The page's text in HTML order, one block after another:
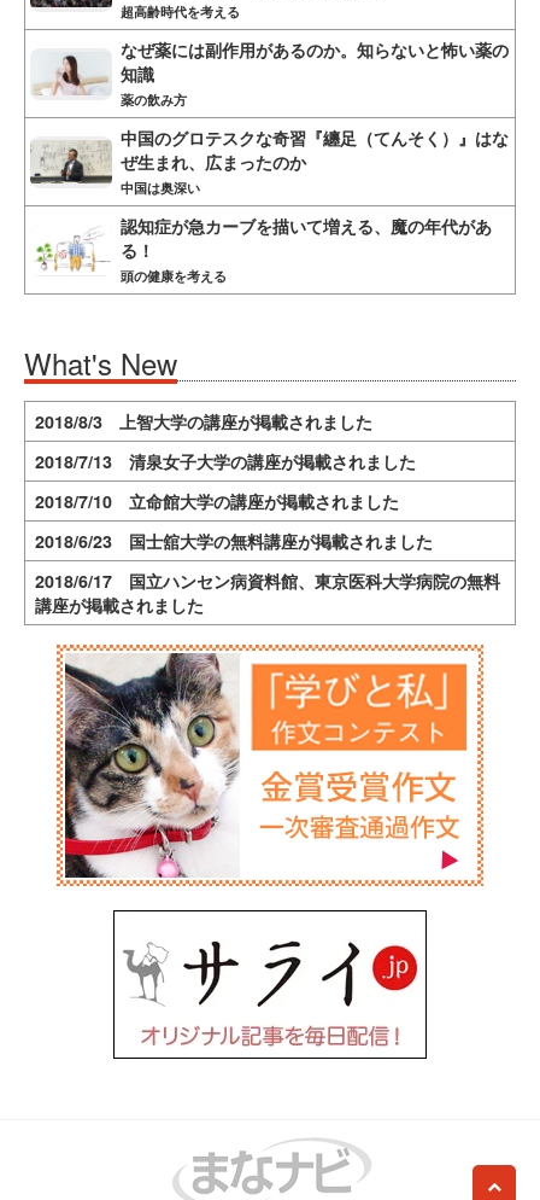
超高齢時代を考える
なぜ薬には副作用があるのか。知らないと怖い薬の
知識
薬の飲み方
中国のグロテスクな奇習『纏足（てんそく）』はな
ぜ生まれ、広まったのか
中国は奥深い
認知症が急カーブを描いて増える、魔の年代があ
る！
頭の健康を考える
What's New
2018/8/3 上智大学の講座が掲載されました
2018/7/13 清泉女子大学の講座が掲載されました
2018/7/10 立命館大学の講座が掲載されました
2018/6/23 国士舘大学の無料講座が掲載されました
2018/6/17 国立ハンセン病資料館、東京医科大学病院の無料
講座が掲載されました